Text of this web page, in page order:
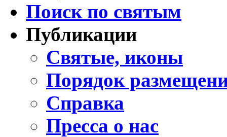
Поиск по святым
Публикации
Святые, иконы
Порядок
Справка
Пресса о нас